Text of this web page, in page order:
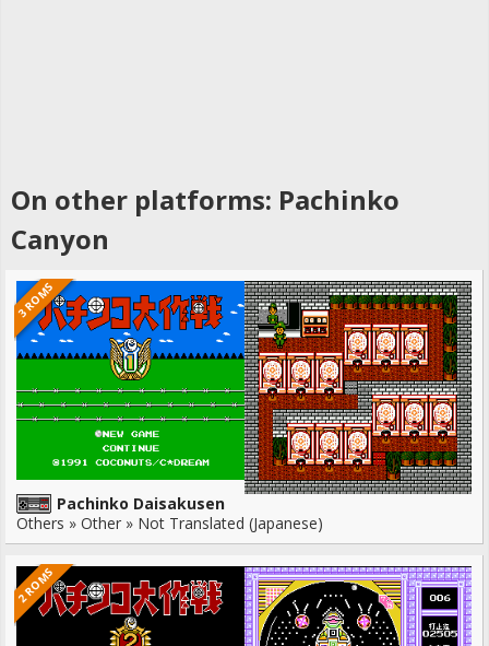
On other platforms: Pachinko
Canyon
3 ROMS
Pachinko Daisakusen
Others » Other » Not Translated (Japanese)
2 ROMS